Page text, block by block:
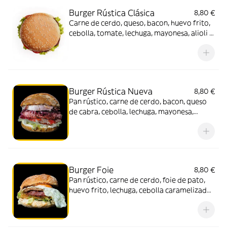
Burger Rústica Clásica
8,80 €
Carne de cerdo, queso, bacon, huevo frito,
cebolla, tomate, lechuga, mayonesa, alioli y
Burger Rústica Nueva
8,80 €
Pan rústico, carne de cerdo, bacon, queso
de cabra, cebolla, lechuga, mayonesa,
Burger Foie
8,80 €
Pan rústico, carne de cerdo, foie de pato,
huevo frito, lechuga, cebolla caramelizada